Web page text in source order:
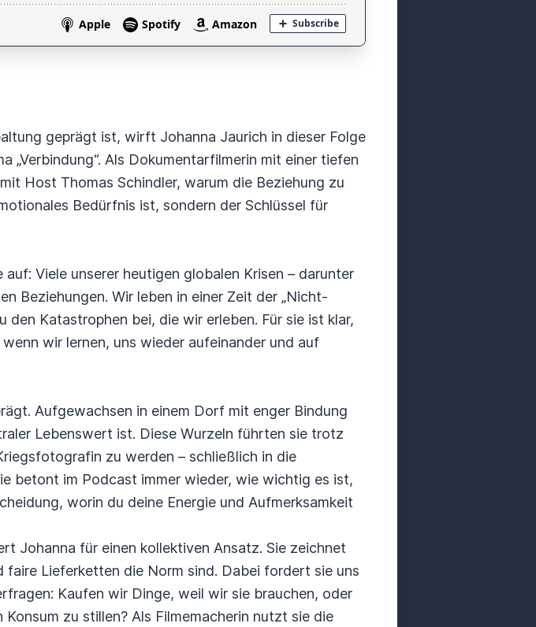
geprägt ist, wirft Johanna Jaurich in dieser Folge
„Verbindung“. Als Dokumentarfilmerin mit einer tiefen
Host Thomas Schindler, warum die Beziehung zu
Bedürfnis ist, sondern der Schlüssel für
Viele unserer heutigen globalen Krisen – darunter
Beziehungen. Wir leben in einer Zeit der „Nicht-
Katastrophen bei, die wir erleben. Für sie ist klar,
wir lernen, uns wieder aufeinander und auf
Aufgewachsen in einem Dorf mit enger Bindung
Lebenswert ist. Diese Wurzeln führten sie trotz
zu werden – schließlich in die
betont im Podcast immer wieder, wie wichtig es ist,
worin du deine Energie und Aufmerksamkeit
Johanna für einen kollektiven Ansatz. Sie zeichnet
faire Lieferketten die Norm sind. Dabei fordert sie uns
Kaufen wir Dinge, weil wir sie brauchen, oder
zu stillen? Als Filmemacherin nutzt sie die